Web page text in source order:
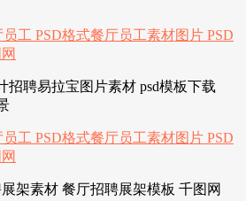
招聘易拉宝图片素材 psd模板下载
架素材 餐厅招聘展架模板 千图网